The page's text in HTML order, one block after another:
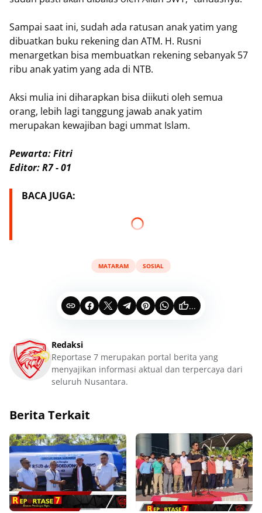
Sampai saat ini, sudah ada ratusan anak yatim yang
dibuatkan buku rekening dan ATM. H. Rusni
menargetkan bisa membuatkan rekening sebanyak 57
ribu anak yatim yang ada di NTB.
Aksi mulia ini diharapkan bisa diikuti oleh semua
orang, lebih lagi tanggung jawab anak yatim
merupakan kewajiban bagi ummat Islam.
Pewarta: Fitri
Editor: R7 - 01
BACA JUGA:
MATARAM SOSIAL
...
Redaksi
Reportase 7 merupakan portal berita yang
menyajikan informasi aktual dan terpercaya dari
seluruh Nusantara.
Berita Terkait